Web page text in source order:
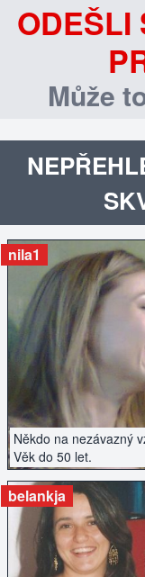
ODEŠLI
Může
Někdo na nezávazný
Věk do 50 let.
nila1
ZOBRAZIT
belankja